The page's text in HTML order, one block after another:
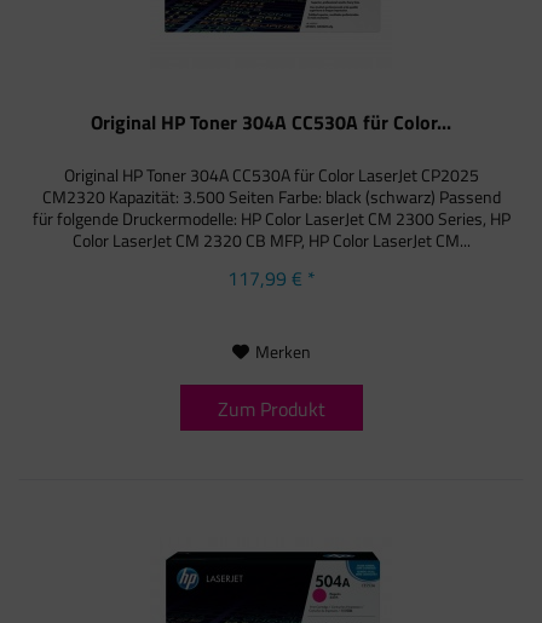
Original HP Toner 304A CC530A für Color...
Original HP Toner 304A CC530A für Color LaserJet CP2025
CM2320 Kapazität: 3.500 Seiten Farbe: black (schwarz) Passend
für folgende Druckermodelle: HP Color LaserJet CM 2300 Series, HP
Color LaserJet CM 2320 CB MFP, HP Color LaserJet CM...
117,99 € *
Merken
Zum Produkt